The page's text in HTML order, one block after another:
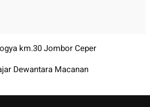
km.30 Jombor Ceper
Dewantara Macanan